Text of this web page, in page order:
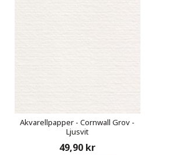
Akvarellpapper - Cornwall Grov -
Ljusvit
49,90 kr